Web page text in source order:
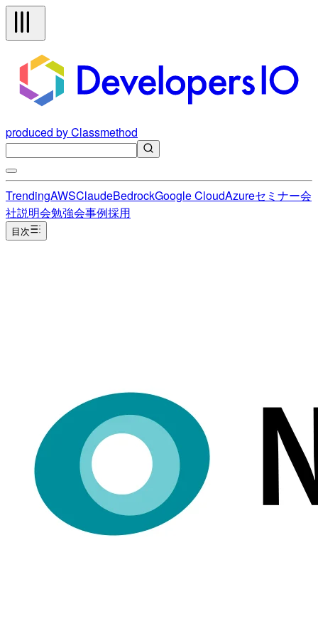
produced by Classmethod
TrendingAWSClaudeBedrockGoogle CloudAzureセミナー会
社説明会勉強会事例採用
目次